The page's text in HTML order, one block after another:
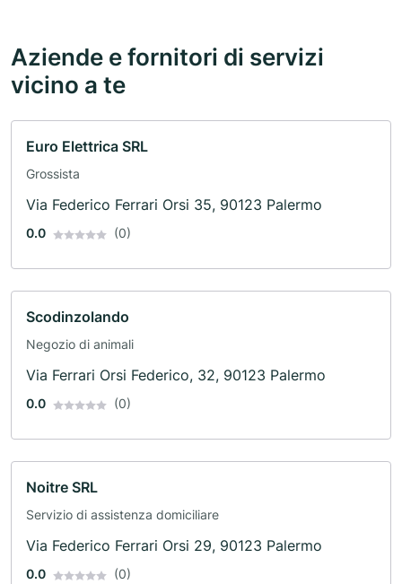
Aziende e fornitori di servizi
vicino a te
Euro Elettrica SRL
Grossista
Via Federico Ferrari Orsi 35, 90123 Palermo
0.0 (0)
Scodinzolando
Negozio di animali
Via Ferrari Orsi Federico, 32, 90123 Palermo
0.0 (0)
Noitre SRL
Servizio di assistenza domiciliare
Via Federico Ferrari Orsi 29, 90123 Palermo
0.0 (0)